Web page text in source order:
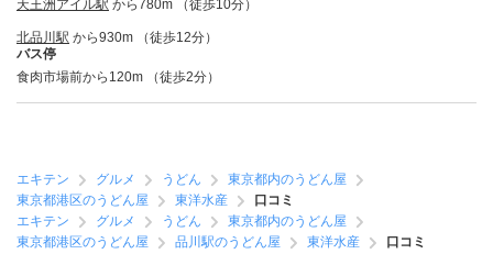
天王洲アイル駅 から780m （徒歩10分）
北品川駅 から930m （徒歩12分）
バス停
食肉市場前から120m （徒歩2分）
エキテン グルメ うどん
東京都内のうどん屋
東京都港区のうどん屋
東洋水産
口コミ
エキテン
グルメ うどん
東京都内のうどん屋
東京都港区のうどん屋
品川駅のうどん屋 東洋水産
口コミ